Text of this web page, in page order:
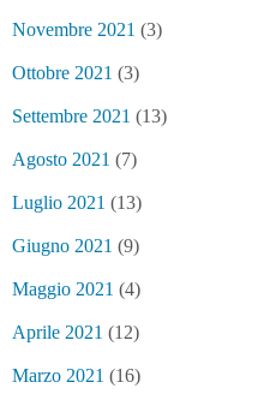
Novembre 2021 (3)
Ottobre 2021 (3)
Settembre 2021 (13)
Agosto 2021 (7)
Luglio 2021 (13)
Giugno 2021 (9)
Maggio 2021 (4)
Aprile 2021 (12)
Marzo 2021 (16)